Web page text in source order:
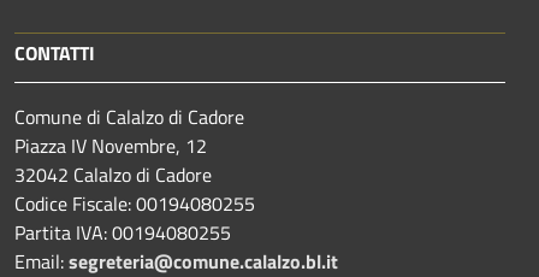
CONTATTI
Comune di Calalzo di Cadore
Piazza IV Novembre, 12
32042 Calalzo di Cadore
Codice Fiscale: 00194080255
Partita IVA: 00194080255
Email:segreteria@comune.calalzo.bl.it